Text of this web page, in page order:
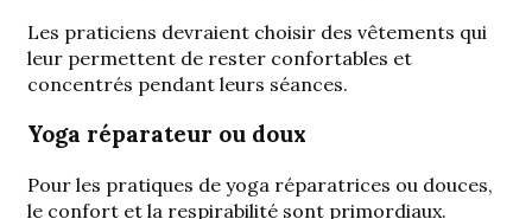
Les praticiens devraient choisir des vêtements qui
leur permettent de rester confortables et
concentrés pendant leurs séances.
Yoga réparateur ou doux
Pour les pratiques de yoga réparatrices ou douces,
le confort et la respirabilité sont primordiaux.